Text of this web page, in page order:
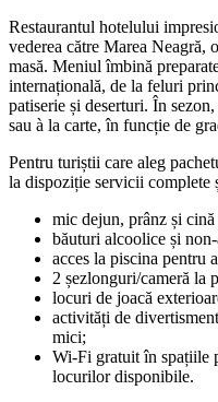
Restaurantul hotelului
vederea către Marea Neagră,
masă. Meniul îmbină
internațională, de la feluri
patiserie și deserturi. În
sau à la carte, în funcție de
Pentru turiștii care aleg
la dispoziție servicii complete
mic dejun, prânz și
băuturi alcoolice și
acces la piscina pentru
2 șezlonguri/cameră la
locuri de joacă
activități de
mici;
Wi-Fi gratuit în spațiile
locurilor disponibile.